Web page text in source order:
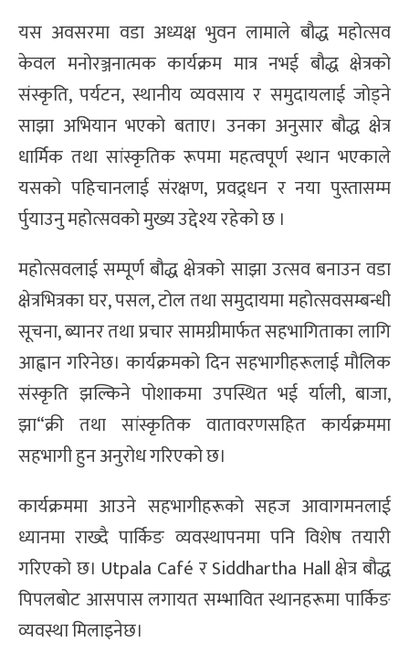
यस अवसरमा वडा अध्यक्ष भुवन लामाले बौद्ध महोत्सव
केवल मनोरञ्जनात्मक कार्यक्रम मात्र नभई बौद्ध क्षेत्रको
संस्कृति, पर्यटन, स्थानीय व्यवसाय र समुदायलाई जोड्ने
साझा अभियान भएको बताए। उनका अनुसार बौद्ध क्षेत्र
धार्मिक तथा सांस्कृतिक रूपमा महत्वपूर्ण स्थान भएकाले
यसको पहिचानलाई संरक्षण, प्रवद्र्धन र नया पुस्तासम्म
र्पुयाउनु महोत्सवको मुख्य उद्देश्य रहेको छ ।
महोत्सवलाई सम्पूर्ण बौद्ध क्षेत्रको साझा उत्सव बनाउन वडा
क्षेत्रभित्रका घर, पसल, टोल तथा समुदायमा महोत्सवसम्बन्धी
सूचना, ब्यानर तथा प्रचार सामग्रीमार्फत सहभागिताका लागि
आह्वान गरिनेछ। कार्यक्रमको दिन सहभागीहरूलाई मौलिक
संस्कृति झल्किने पोशाकमा उपस्थित भई र्याली, बाजा,
झा“क्री तथा सांस्कृतिक वातावरणसहित कार्यक्रममा
सहभागी हुन अनुरोध गरिएको छ।
कार्यक्रममा आउने सहभागीहरूको सहज आवागमनलाई
ध्यानमा राख्दै पार्किङ व्यवस्थापनमा पनि विशेष तयारी
गरिएको छ। Utpala Café र Siddhartha Hall क्षेत्र बौद्ध
पिपलबोट आसपास लगायत सम्भावित स्थानहरूमा पार्किङ
व्यवस्था मिलाइनेछ।